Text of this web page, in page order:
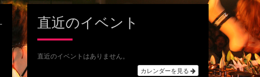
直近のイベント
直近のイベントはありません。
カレンダーを見る